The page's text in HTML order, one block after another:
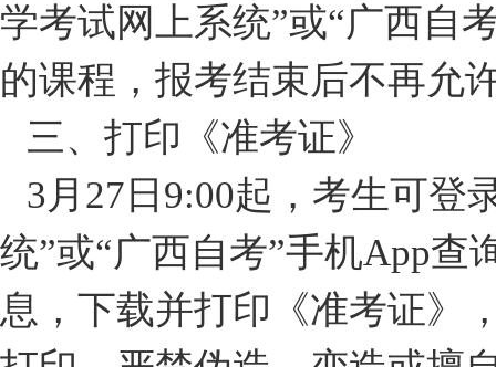
学考试网上系统”或“广西自
的课程，报考结束后不再允
三、打印《准考证》
3月27日9:00起，考生可登
统”或“广西自考”手机App查
息，下载并打印《准考证》